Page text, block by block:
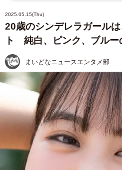
2025.05.15(Thu)
20歳のシンデレラガール
ト 純白、ピンク、ブルー
まいどなニュースエンタメ部